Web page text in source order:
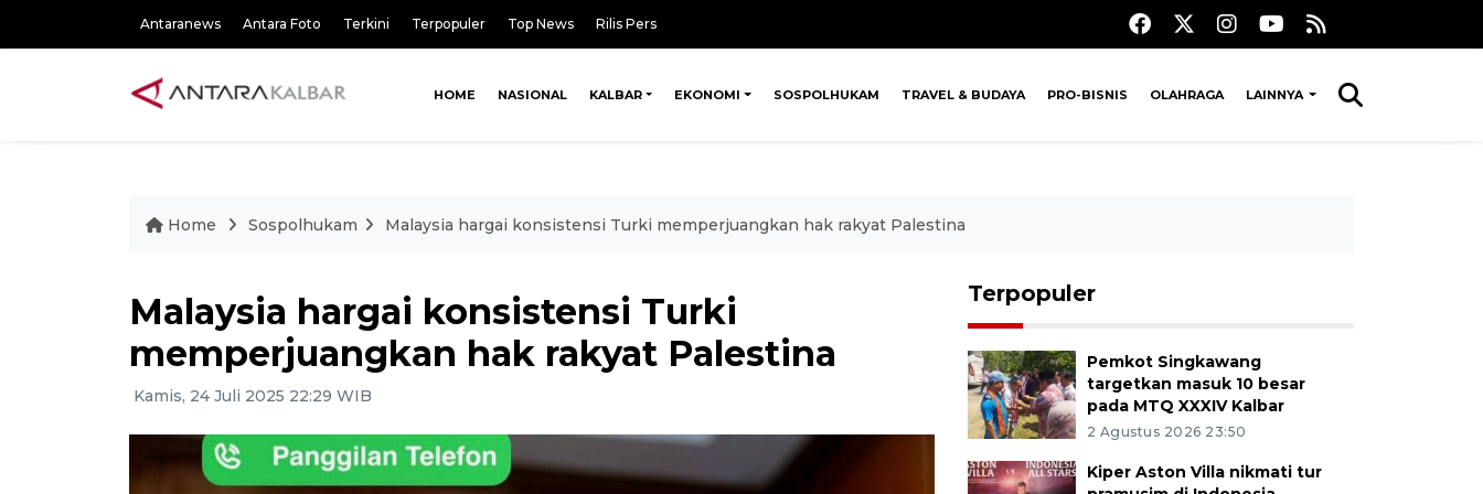
Antaranews Antara Foto Terkini Terpopuler Top News Rilis Pers
HOME NASIONAL KALBAR EKONOMI SOSPOLHUKAM TRAVEL & BUDAYA PRO-BISNIS OLAHRAGA LAINNYA
Home Sospolhukam Malaysia hargai konsistensi Turki memperjuangkan hak rakyat Palestina
Malaysia hargai konsistensi Turki
memperjuangkan hak rakyat Palestina
Kamis, 24 Juli 2025 22:29 WIB
Terpopuler
Pemkot Singkawang
targetkan masuk 10 besar
pada MTQ XXXIV Kalbar
2 Agustus 2026 23:50
Kiper Aston Villa nikmati tur